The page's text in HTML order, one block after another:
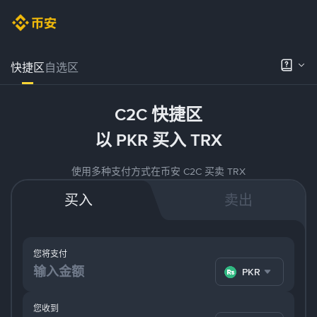
快捷区自选区
C2C 快捷区
以 PKR 买入 TRX
使用多种支付方式在币安 C2C 买卖 TRX
买入 卖出
您将支付
PKR
您收到